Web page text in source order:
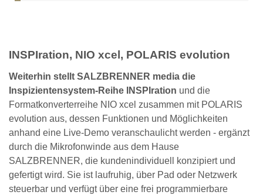
INSPIration, NIO xcel, POLARIS evolution
Weiterhin stellt SALZBRENNER media die
Inspizientensystem-Reihe INSPIration und die
Formatkonverterreihe NIO xcel zusammen mit POLARIS
evolution aus, dessen Funktionen und Möglichkeiten
anhand eine Live-Demo veranschaulicht werden - ergänzt
durch die Mikrofonwinde aus dem Hause
SALZBRENNER, die kundenindividuell konzipiert und
gefertigt wird. Sie ist laufruhig, über Pad oder Netzwerk
steuerbar und verfügt über eine frei programmierbare